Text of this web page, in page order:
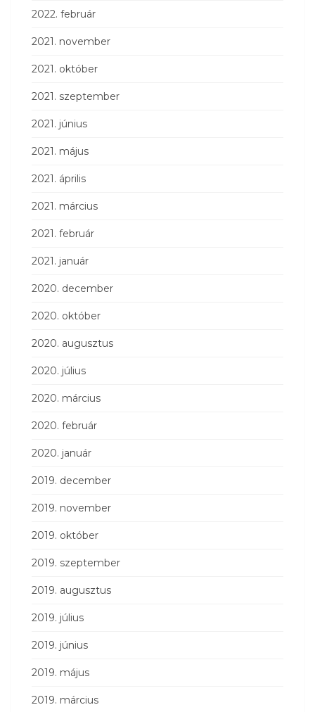
2022. február
2021. november
2021. október
2021. szeptember
2021. június
2021. május
2021. április
2021. március
2021. február
2021. január
2020. december
2020. október
2020. augusztus
2020. július
2020. március
2020. február
2020. január
2019. december
2019. november
2019. október
2019. szeptember
2019. augusztus
2019. július
2019. június
2019. május
2019. március